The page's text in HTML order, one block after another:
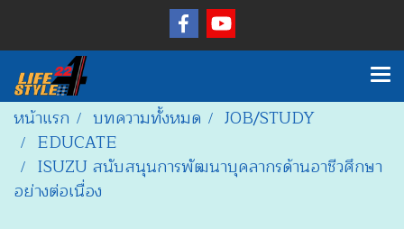
หน้าแรก บทความทั้งหมด
JOB/STUDY
EDUCATE
ISUZU สนับสนุนการพัฒนาบุคลากรด้านอาชีวศึกษา
อย่างต่อเนื่อง